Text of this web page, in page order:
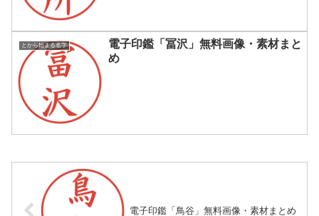
とから始まる名字
電子印鑑「冨沢」無料画像・素材まと
め
電子印鑑「鳥谷」無料画像・素材まとめ